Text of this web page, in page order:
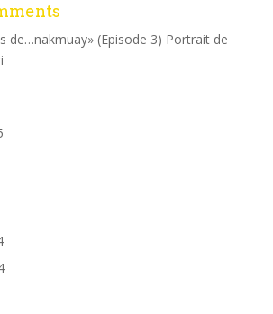
de…nakmuay» (Episode 3) Portrait de